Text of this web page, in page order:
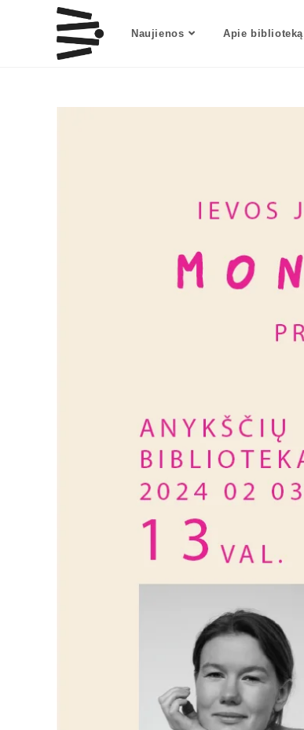
Naujienos Apie biblioteką